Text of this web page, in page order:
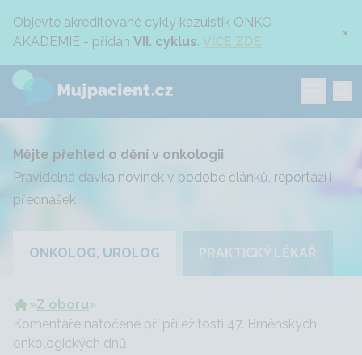
Objevte akreditované cykly kazuistik ONKO
AKADEMIE - přidán VII. cyklus. VÍCE ZDE ×
Mějte přehled o dění v onkologii
Pravidelná dávka novinek v podobě článků, reportáží i
přednášek
ONKOLOG, UROLOG PRAKTICKÝ LÉKAŘ
»Z oboru»
Komentáře natočené při příležitosti 47. Brněnských
onkologických dnů